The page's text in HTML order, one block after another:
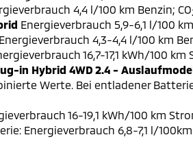
4,4 l/100 km Benzin; CO
Energieverbrauch 5,9-6,1 l/100
Energieverbrauch 4,3-4,4 l/100 km
16,7-17,1 kWh/100 km
in Hybrid 4WD 2.4 -
Werte. Bei entladener
16-19,1 kWh/100 km
Energieverbrauch 6,8-7,1 l/100km